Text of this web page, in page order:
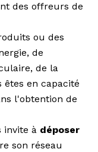
des offreurs de
ou des
de
de la
êtes en capacité
l'obtention de
invite à déposer
son réseau